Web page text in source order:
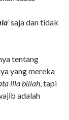
’saja dan tidak
tentang
yang mereka
illa billah, tapi
adalah